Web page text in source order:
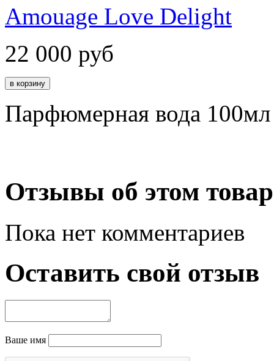
Amouage Love Delight
22 000 руб
Парфюмерная вода 100мл
Отзывы об этом
Пока нет комментариев
Оставить свой отзыв
Ваше имя